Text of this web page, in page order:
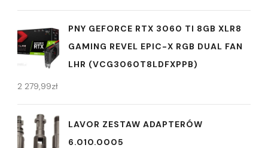
PNY GEFORCE RTX 3060 TI 8GB XLR8
GAMING REVEL EPIC-X RGB DUAL FAN
LHR (VCG3060T8LDFXPPB)
2 279,99zł
LAVOR ZESTAW ADAPTERÓW
6.010.0005